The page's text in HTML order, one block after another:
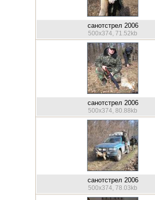
санотстрел 2006
500x374, 71.52kb
санотстрел 2006
500x374, 80.88kb
санотстрел 2006
500x374, 78.03kb